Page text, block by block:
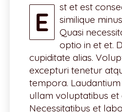
E
st et est
similique
Quasi
optio in et et.
cupiditate alias.
excepturi tenetur
tempora. Laudantium
ullam voluptatibus et
Necessitatibus et